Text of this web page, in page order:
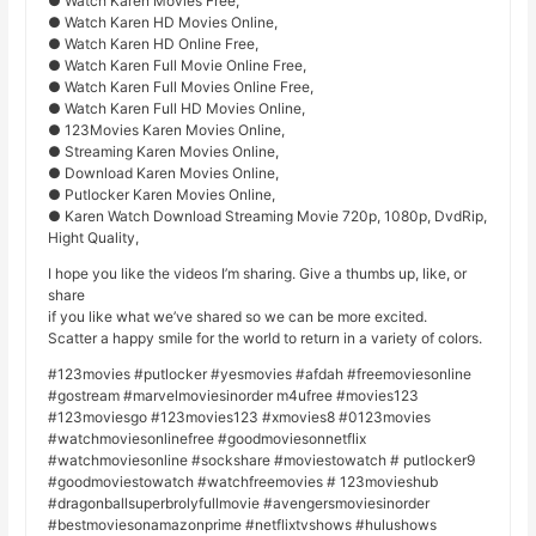
● Watch Karen HD Movies Online,
● Watch Karen HD Online Free,
● Watch Karen Full Movie Online Free,
● Watch Karen Full Movies Online Free,
● Watch Karen Full HD Movies Online,
● 123Movies Karen Movies Online,
● Streaming Karen Movies Online,
● Download Karen Movies Online,
● Putlocker Karen Movies Online,
● Karen Watch Download Streaming Movie 720p, 1080p, DvdRip,
Hight Quality,
I hope you like the videos I’m sharing. Give a thumbs up, like, or
share
if you like what we’ve shared so we can be more excited.
Scatter a happy smile for the world to return in a variety of colors.
#123movies #putlocker #yesmovies #afdah #freemoviesonline
#gostream #marvelmoviesinorder m4ufree #movies123
#123moviesgo #123movies123 #xmovies8 #0123movies
#watchmoviesonlinefree #goodmoviesonnetflix
#watchmoviesonline #sockshare #moviestowatch # putlocker9
#goodmoviestowatch #watchfreemovies # 123movieshub
#dragonballsuperbrolyfullmovie #avengersmoviesinorder
#bestmoviesonamazonprime #netflixtvshows #hulushows